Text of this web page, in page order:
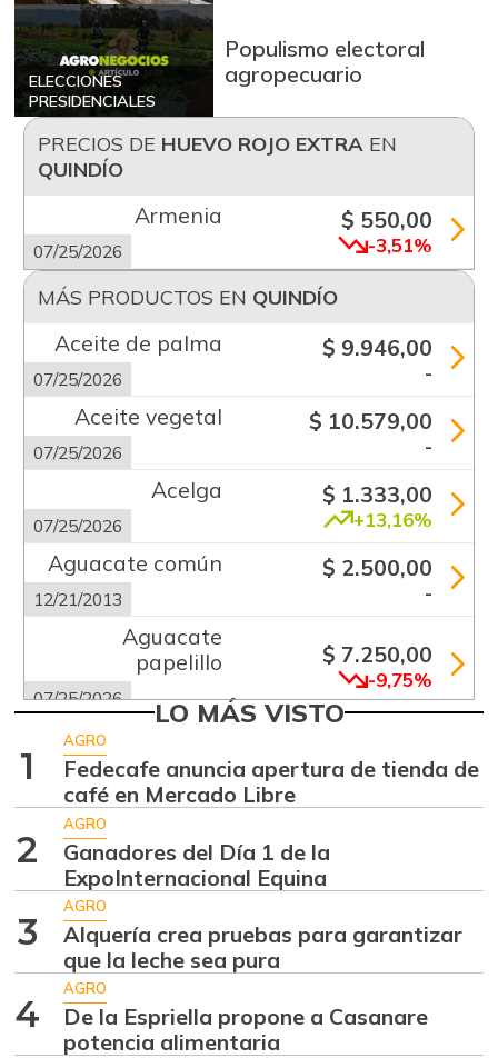
ELECCIONES
PRESIDENCIALES
Populismo electoral
agropecuario
PRECIOS DE HUEVO ROJO EXTRAEN
QUINDÍO
Armenia
07/25/2026
$ 550,00
-3,51%
MÁS PRODUCTOS EN QUINDÍO
Aceite de palma
07/25/2026
$ 9.946,00
-
Aceite vegetal
07/25/2026
$ 10.579,00
-
Acelga
07/25/2026
$ 1.333,00
+13,16%
Aguacate común
12/21/2013
$ 2.500,00
-
Aguacate
papelillo
07/25/2026
$ 7.250,00
-9,75%
07/25/2026 +23,30%
Ajo
07/25/2026
$ 5.289,00
Alas de pollo sin
07/25/2026
$ 9.000,00
-
Apio
07/25/2026 -
LO MÁS VISTO
1
AGRO
Fedecafe anuncia apertura de tienda de
café en Mercado Libre
2
AGRO
Ganadores del Día 1 de la
ExpoInternacional Equina
3
AGRO
Alquería crea pruebas para garantizar
que la leche sea pura
4
AGRO
De la Espriella propone a Casanare
potencia alimentaria